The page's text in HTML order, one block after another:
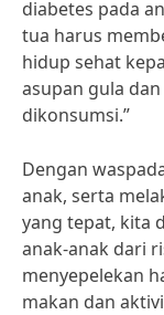
diabetes pada
tua harus
hidup sehat
asupan gula
dikonsumsi.”
Dengan
anak, serta
yang tepat, kita
anak-anak dari
menyepelekan
makan dan